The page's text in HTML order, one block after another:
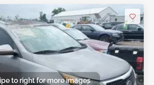
to right for more images